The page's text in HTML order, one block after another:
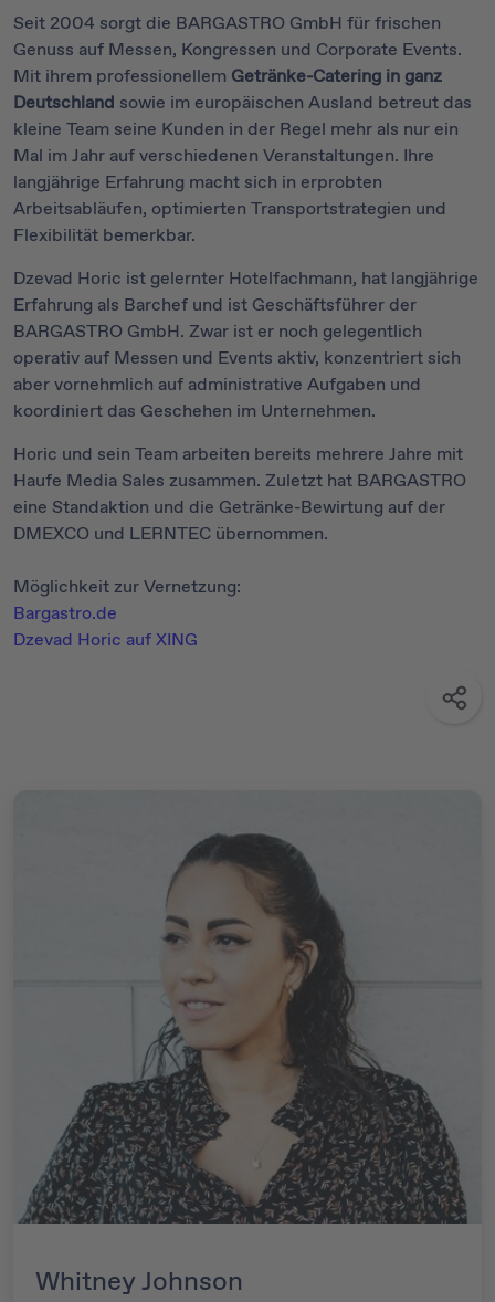
Seit 2004 sorgt die BARGASTRO GmbH für frischen
Genuss auf Messen, Kongressen und Corporate Events.
Mit ihrem professionellem Getränke-Catering in ganz
Deutschland sowie im europäischen Ausland betreut das
kleine Team seine Kunden in der Regel mehr als nur ein
Mal im Jahr auf verschiedenen Veranstaltungen. Ihre
langjährige Erfahrung macht sich in erprobten
Arbeitsabläufen, optimierten Transportstrategien und
Flexibilität bemerkbar.
Dzevad Horic ist gelernter Hotelfachmann, hat langjährige
Erfahrung als Barchef und ist Geschäftsführer der
BARGASTRO GmbH. Zwar ist er noch gelegentlich
operativ auf Messen und Events aktiv, konzentriert sich
aber vornehmlich auf administrative Aufgaben und
koordiniert das Geschehen im Unternehmen.
Horic und sein Team arbeiten bereits mehrere Jahre mit
Haufe Media Sales zusammen. Zuletzt hat BARGASTRO
eine Standaktion und die Getränke-Bewirtung auf der
DMEXCO und LERNTEC übernommen.
Möglichkeit zur Vernetzung:
Bargastro.de
Dzevad Horic auf XING
Whitney Johnson